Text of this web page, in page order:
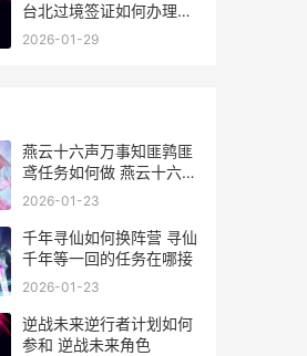
台北过境签证如何办理手
续
2026-01-29
燕云十六声万事知匪鹑匪
鸢任务如何做 燕云十六声
万事知言不由衷
2026-01-23
千年寻仙如何换阵营 寻仙
千年等一回的任务在哪接
2026-01-23
逆战未来逆行者计划如何
参和 逆战未来角色